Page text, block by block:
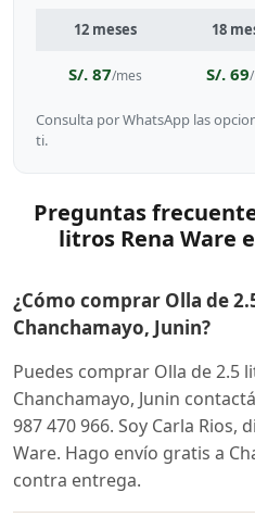
12 meses 18
S/. 87/mes S/. 69
Consulta por WhatsApp las
ti.
Preguntas
litros Rena Ware
¿Cómo comprar Olla de
Chanchamayo, Junin?
Puedes comprar Olla de 2.5
Chanchamayo, Junin
987 470 966. Soy Carla
Ware. Hago envío gratis a
contra entrega.